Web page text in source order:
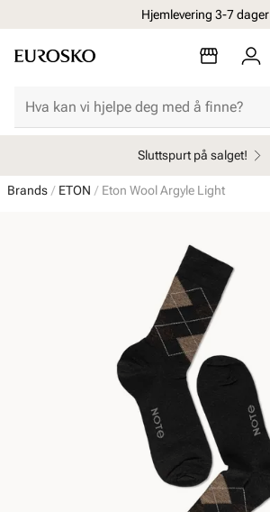
Hjemlevering 3-7 dager
Sluttspurt på salget!
Brands ETON Eton Wool Argyle Light